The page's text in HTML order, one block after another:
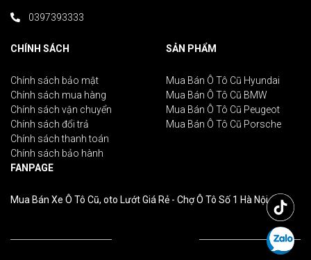
0397393333
CHÍNH SÁCH
Chính sách bảo mật
Chính sách mua hàng
Chính sách vận chuyển
Chính sách đổi trả
Chính sách thanh toán
Chính sách bảo hành
SẢN PHẨM
Mua Bán Ô Tô Cũ Hyundai
Mua Bán Ô Tô Cũ BMW
Mua Bán Ô Tô Cũ Peugeot
Mua Bán Ô Tô Cũ Porsche
FANPAGE
Mua Bán Xe Ô Tô Cũ, oto Lướt Giá Rẻ - Chợ Ô Tô Số 1 Hà Nội